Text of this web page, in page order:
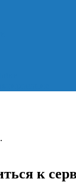
к